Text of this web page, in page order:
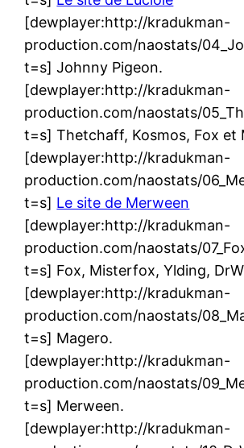
[dewplayer:http://kradukman-
production.com/naostats/
t=s] Johnny Pigeon.
[dewplayer:http://kradukman-
production.com/naostats/
t=s] Thetchaff, Kosmos, Fox et
[dewplayer:http://kradukman-
production.com/naostats/
t=s] Le site de Merween
[dewplayer:http://kradukman-
production.com/naostats/
t=s] Fox, Misterfox, Ylding,
[dewplayer:http://kradukman-
production.com/naostats/
t=s] Magero.
[dewplayer:http://kradukman-
production.com/naostats/
t=s] Merween.
[dewplayer:http://kradukman-